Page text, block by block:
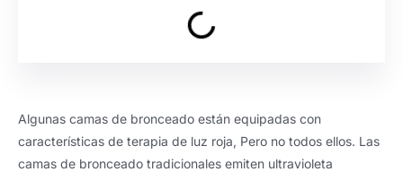
Algunas camas de bronceado están equipadas con
características de terapia de luz roja, Pero no todos ellos. Las
camas de bronceado tradicionales emiten ultravioleta